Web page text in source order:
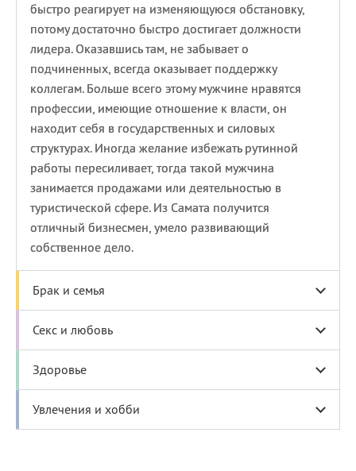
быстро реагирует на изменяющуюся обстановку,
потому достаточно быстро достигает должности
лидера. Оказавшись там, не забывает о
подчиненных, всегда оказывает поддержку
коллегам. Больше всего этому мужчине нравятся
профессии, имеющие отношение к власти, он
находит себя в государственных и силовых
структурах. Иногда желание избежать рутинной
работы пересиливает, тогда такой мужчина
занимается продажами или деятельностью в
туристической сфере. Из Самата получится
отличный бизнесмен, умело развивающий
собственное дело.
Брак и семья
Секс и любовь
Здоровье
Увлечения и хобби